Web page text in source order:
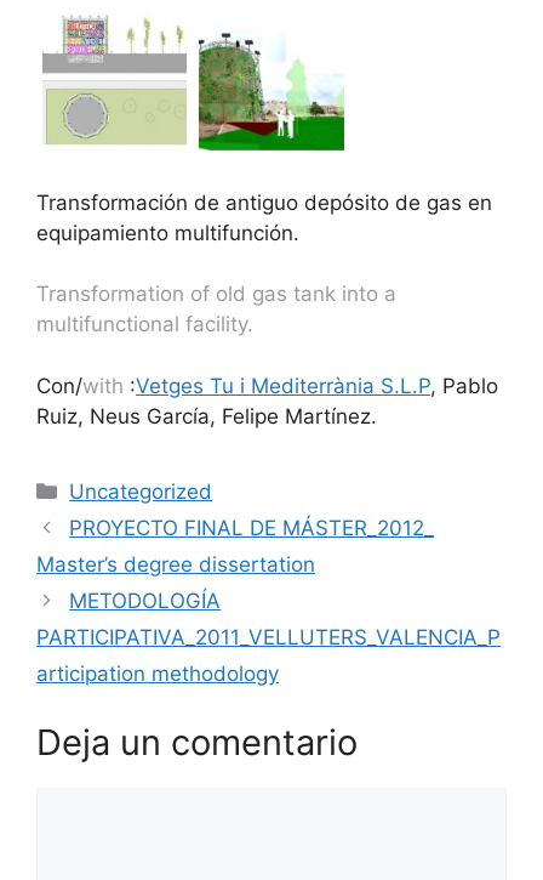
Transformación de antiguo depósito de gas en
equipamiento multifunción.
Transformation of old gas tank into a
multifunctional facility.
Con/with :Vetges Tu i Mediterrània S.L.P, Pablo
Ruiz, Neus García, Felipe Martínez.
Uncategorized
PROYECTO FINAL DE MÁSTER_2012_
Master’s degree dissertation
METODOLOGÍA
PARTICIPATIVA_2011_VELLUTERS_VALENCIA_P
articipation methodology
Deja un comentario